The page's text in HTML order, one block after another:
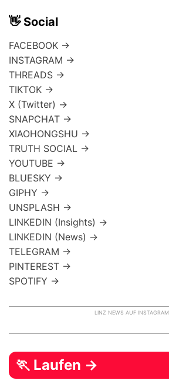
👋 Social
FACEBOOK →
INSTAGRAM →
THREADS →
TIKTOK →
X (Twitter) →
SNAPCHAT →
XIAOHONGSHU →
TRUTH SOCIAL →
YOUTUBE →
BLUESKY →
GIPHY →
UNSPLASH →
LINKEDIN (Insights) →
LINKEDIN (News) →
TELEGRAM →
PINTEREST →
SPOTIFY →
LINZ NEWS AUF INSTAGRAM
🏃 Laufen →